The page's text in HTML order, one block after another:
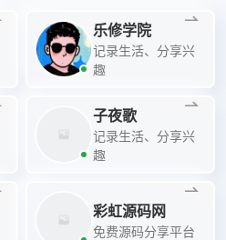
乐修学院
记录生活、分享兴
趣
子夜歌
记录生活、分享兴
趣
彩虹源码网
免费源码分享平台